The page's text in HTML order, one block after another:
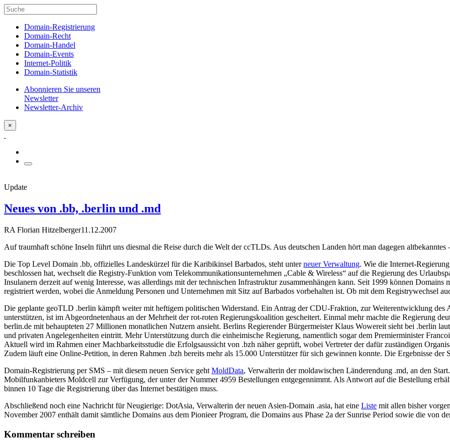
Domain-Registrierung
Domain-Recht
Domain-Handel
Domain-Events
Internet-Politik
Domain-Statistik
Abonnieren Sie unseren
Newsletter
Newsletter-Archiv
×
Update
Neues von .bb, .berlin und .md
RA Florian Hitzelberger11.12.2007
Auf traumhaft schöne Inseln führt uns diesmal die Reise durch die Welt der ccTLDs. Aus deutschen Landen hört man dagegen
Die Top Level Domain .bb, offizielles Landeskürzel für die Karibikinsel Barbados, steht unterneuer Verwaltung. Wie die Internet-
beschlossen hat, wechselt die Registry-Funktion vom Telekommunikationsunternehmen „Cable & Wireless“ auf die Regierung des
Insulanern derzeit auf wenig Interesse, was allerdings mit der technischen Infrastruktur zusammenhängen kann. Seit 1999 können
registriert werden, wobei die Anmeldung Personen und Unternehmen mit Sitz auf Barbados vorbehalten ist. Ob mit dem Registrywechsel
Die geplante geoTLD .berlin kämpft weiter mit heftigem politischen Widerstand. Ein Antrag der CDU-Fraktion, zur Weiterentwicklung des
unterstützen, ist im Abgeordnetenhaus an der Mehrheit der rot-roten Regierungskoalition gescheitert. Einmal mehr machte die Regierung
berlin.de mit behaupteten 27 Millionen monatlichen Nutzern ansieht. Berlins Regierender Bürgermeister Klaus Wowereit sieht bei .berlin
und privaten Angelegenheiten eintritt. Mehr Unterstützung durch die einheimische Regierung, namentlich sogar dem Premierminister
Aktuell wird im Rahmen einer Machbarkeitsstudie die Erfolgsaussicht von .bzh näher geprüft, wobei Vertreter der dafür zuständigen
Zudem läuft eine Online-Petition, in deren Rahmen .bzh bereits mehr als 15.000 Unterstützer für sich gewinnen konnte. Die Ergebnisse
Domain-Registrierung per SMS – mit diesem neuen Service geht MoldData, Verwalterin der moldawischen Länderendung .md, an den
Mobilfunkanbieters Moldcell zur Verfügung, der unter der Nummer 4959 Bestellungen entgegennimmt. Als Antwort auf die Bestellung
binnen 10 Tage die Registrierung über das Internet bestätigen muss.
Abschließend noch eine Nachricht für Neugierige: DotAsia, Verwalterin der neuen Asien-Domain .asia, hat eine Liste mit allen bisher
November 2007 enthält damit sämtliche Domains aus dem Pionieer Program, die Domains aus Phase 2a der Sunrise Period sowie die von
Kommentar schreiben